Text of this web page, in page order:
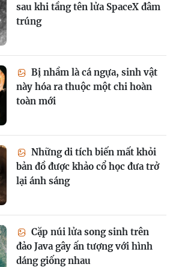
sau khi tầng tên lửa SpaceX đâm
trúng
Bị nhầm là cá ngựa, sinh vật
này hóa ra thuộc một chi hoàn
toàn mới
Những di tích biến mất khỏi
bản đồ được khảo cổ học đưa trở
lại ánh sáng
Cặp núi lửa song sinh trên
đảo Java gây ấn tượng với hình
dáng giống nhau